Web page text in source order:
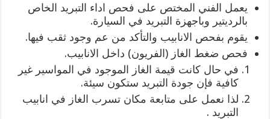
يعمل الفني المختص على فحص اداء التبريد الخاص
بالرديتير وباجهزة التبريد في السيارة.
يقوم بفحص الانابيب والتأكد من عم وجود ثقب فيها.
فحص ضغط الغاز (الفريون) داخل الانابيب.
في حال كانت قيمة الغاز الموجود في المواسير غير
كافية فإن جودة التبريد ستكون سيئة.
لذا نعمل على متابعة مكان تسرب الغاز في انابيب
التبريد .